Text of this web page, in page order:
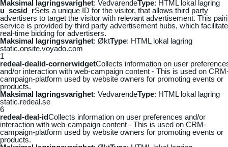
Maksimal lagringsvarighet: VedvarendeType: HTML lokal lagring
u_scsid_rSets a unique ID for the visitor, that allows third party
advertisers to target the visitor with relevant advertisement. This
service is provided by third party advertisement hubs, which
real-time bidding for advertisers.
Maksimal lagringsvarighet: ØktType: HTML lokal lagring
static.onsite.voyado.com
1
redeal-dealid-cornerwidgetCollects information on user
and/or interaction with web-campaign content - This is used on
campaign-platform used by website owners for promoting events or
products.
Maksimal lagringsvarighet: VedvarendeType: HTML lokal lagring
static.redeal.se
6
redeal-deal-idCollects information on user preferences and/or
interaction with web-campaign content - This is used on CRM-
campaign-platform used by website owners for promoting events or
products.